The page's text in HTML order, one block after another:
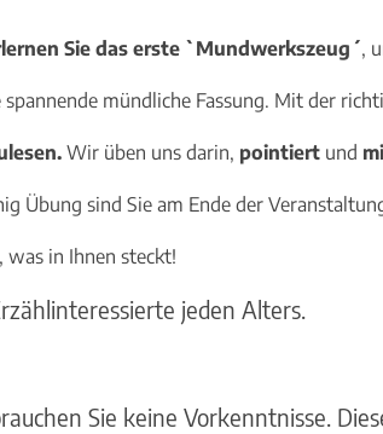
Sie das erste `Mundwerkszeug´,
mündliche Fassung. Mit der
Wir üben uns darin, pointiert und
Übung sind Sie am Ende der
was in Ihnen steckt!
jeden Alters.
Sie keine Vorkenntnisse.